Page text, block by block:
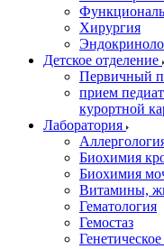
Хирургия
Детское отделение
Первичный
прием
курортной
Лаборатория
Биохимия
Биохимия
Витамины,
Гематология
Гемостаз